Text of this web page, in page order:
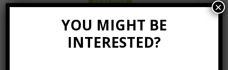
YOU MIGHT BE
INTERESTED?
×